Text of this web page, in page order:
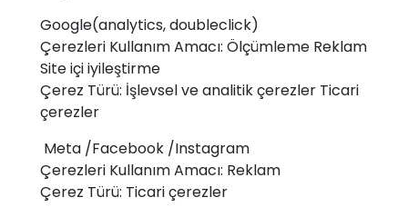
Google(analytics, doubleclick)
Çerezleri Kullanım Amacı: Ölçümleme Reklam
Site içi iyileştirme
Çerez Türü: İşlevsel ve analitik çerezler Ticari
çerezler
Meta /Facebook /Instagram
Çerezleri Kullanım Amacı: Reklam
Çerez Türü: Ticari çerezler